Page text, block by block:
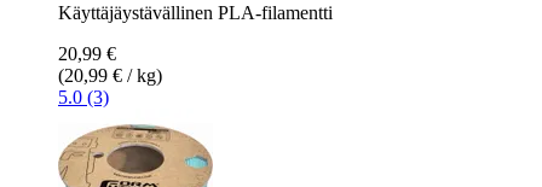
Käyttäjäystävällinen PLA-filamentti
20,99 €
(20,99 € / kg)
5.0 (3)